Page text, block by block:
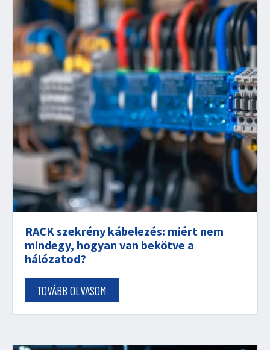
RACK szekrény kábelezés: miért nem
mindegy, hogyan van bekötve a
hálózatod?
TOVÁBB OLVASOM